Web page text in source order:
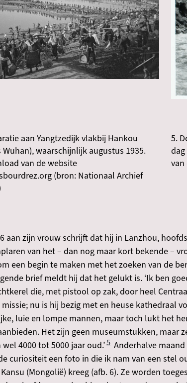
aan Yangtzedijk vlakbij Hankou
Wuhan), waarschijnlijk augustus 1935.
van de website
(bron: Nationaal Archief
5.
aan zijn vrouw schrijft dat hij in Lanzhou,
van het – dan nog maar kort bekende –
een begin te maken met het zoeken van de
brief meldt hij dat het gelukt is. ‘Ik ben
die, met pistool op zak, door heel
nu is hij bezig met en heuse kathedraal
luie en lompe mannen, maar toch lukt het
Het zijn geen museumstukken, maar
4000 tot 5000 jaar oud.’5 Anderhalve
curiositeit een foto in die ik nam van een stel
(Mongolië) kreeg (afb. 6). Ze worden